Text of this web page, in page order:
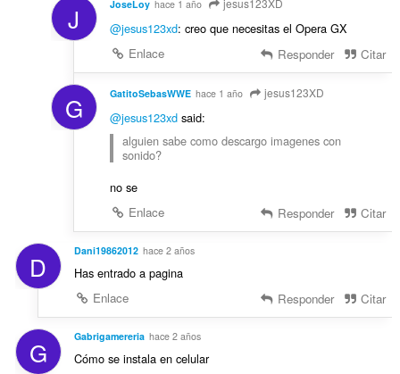
J JoseLoy hace 1 año jesus123XD
@jesus123xd: creo que necesitas el Opera GX
Enlace
Responder Citar
G GatitoSebasWWE hace 1 año jesus123XD
@jesus123xdsaid:
alguien sabe como descargo imagenes con
sonido?
no se
Enlace
Responder Citar
D Dani19862012 hace 2 años
Has entrado a pagina
Enlace
Responder Citar
G Gabrigamereria hace 2 años
Cómo se instala en celular